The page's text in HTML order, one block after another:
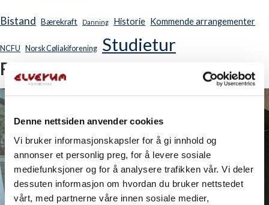
Denne nettsiden anvender cookies
Vi bruker informasjonskapsler for å gi innhold og
annonser et personlig preg, for å levere sosiale
mediefunksjoner og for å analysere trafikken vår. Vi deler
dessuten informasjon om hvordan du bruker nettstedet
vårt, med partnerne våre innen sosiale medier,
Bistand Bærekraft Danning Historie Kommende arrangementer
NCFU Norsk Cøliakiforening Studietur
Relatert